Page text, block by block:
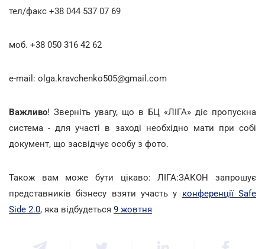
тел/факс +38 044 537 07 69
моб. +38 050 316 42 62
e-mail: olga.kravchenko505@gmail.com
Важливо! Зверніть увагу, що в БЦ «ЛІГА» діє пропускна
система - для участі в заході необхідно мати при собі
документ, що засвідчує особу з фото.
Також вам може бути цікаво: ЛІГА:ЗАКОН запрошує
представників бізнесу взяти участь у конференції Safe
Side 2.0, яка відбудеться 9 жовтня